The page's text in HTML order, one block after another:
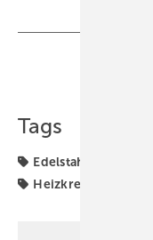
Tags
Edelstahl
Heizkreisverteiler